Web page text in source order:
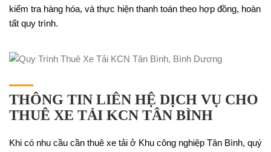
kiểm tra hàng hóa, và thực hiện thanh toán theo hợp đồng, hoàn
tất quy trình.
THÔNG TIN LIÊN HỆ DỊCH VỤ CHO
THUÊ XE TẢI KCN TÂN BÌNH
Khi có nhu cầu cần thuê xe tải ở Khu công nghiệp Tân Bình, quý